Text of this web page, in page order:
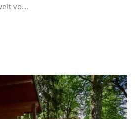
vo...